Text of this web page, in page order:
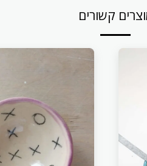
קשורים